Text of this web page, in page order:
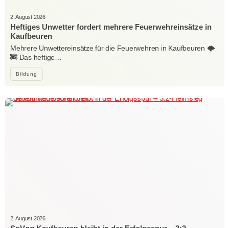
Bildung
2. August 2026
Heftiges Unwetter fordert mehrere Feuerwehreinsätze in
Kaufbeuren
Mehrere Unwettereinsätze für die Feuerwehren in Kaufbeuren 🌩️
🚒 Das heftige…
2. August 2026